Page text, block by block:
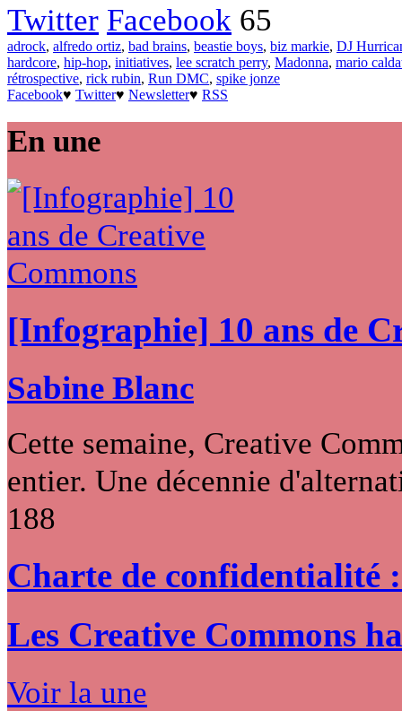
Twitter Facebook 65
adrock, alfredo ortiz, bad brains, beastie boys, biz markie, DJ
hardcore, hip-hop, initiatives, lee scratch perry, Madonna, mario
rétrospective, rick rubin, Run DMC, spike jonze
Facebook♥ Twitter♥ Newsletter♥ RSS
En une
[Infographie] 10 ans de
Sabine Blanc
Cette semaine, Creative
entier. Une décennie
188
Charte de confidentialité
Les Creative Commons
Voir la une